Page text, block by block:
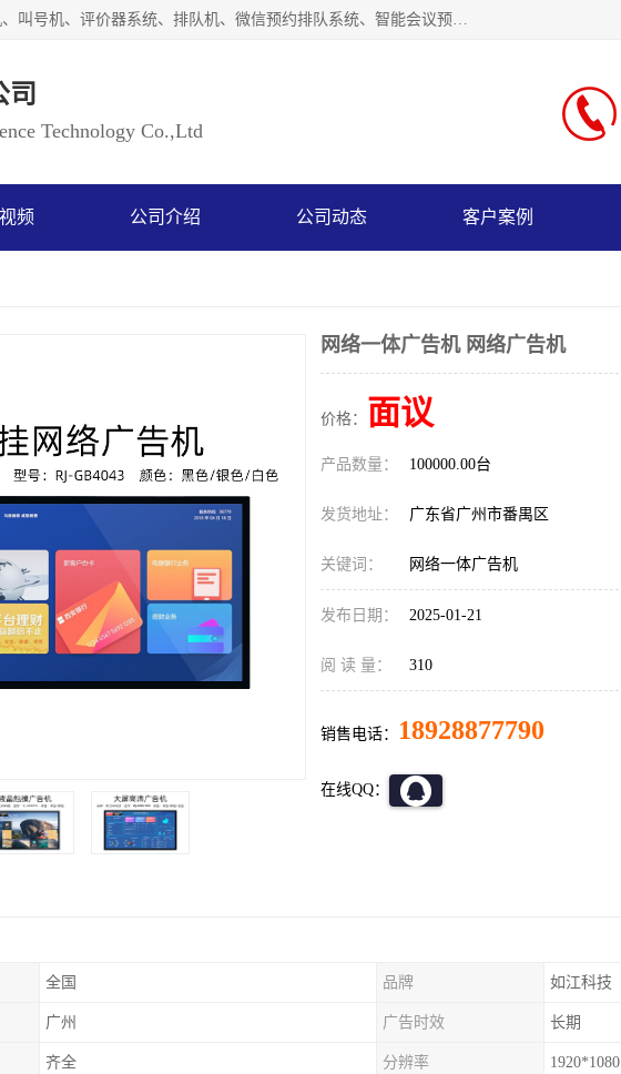
广州如江智能科技有限公司自主研排队叫号系统、工业一体机、叫号机、评价器系统、排队机、微信预约排队系统、智能会议预约系统、自助终端机、自助查询机、LED显示屏、触控一体机、平板会议一体机、教学一体机、室户外液晶广告机等生产以及解决方案，是一家高新技术企业，支持软硬件定制，全国上门安装售后服务。
司
Technology Co.,Ltd
频 公司介绍 公司动态 客户案例
网络一体广告机 网络广告机
价格： 面议
产品数量： 100000.00台
发货地址： 广东省广州市番禺区
关键词： 网络一体广告机
发布日期： 2025-01-21
阅 读 量： 310
销售电话： 18928877790
在线QQ：
全国 品牌 如江科技
广州 广告时效 长期
齐全 分辨率 1920*1080